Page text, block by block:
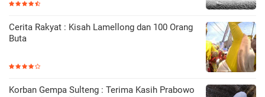
Cerita Rakyat : Kisah Lamellong dan 100 Orang
Buta
Korban Gempa Sulteng : Terima Kasih Prabowo